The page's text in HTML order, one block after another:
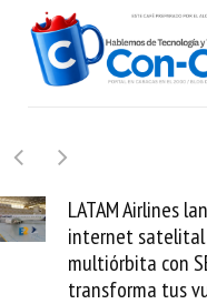
Samsung
Fold8 la
plegable y
formato